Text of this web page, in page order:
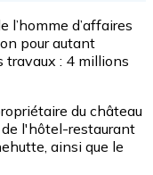
l’homme d’affaires
pour autant
travaux : 4 millions
du château
de l'hôtel-restaurant
ainsi que le